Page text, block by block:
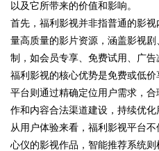
uz
以及它所带来的价值和影响。
首先，福利影视并非指普通的影
量高质量的影片资源，涵盖影视
制，如会员专享、免费试用、广
福利影视的核心优势是免费或低
平台则通过精确定位用户需求，
作和内容合法渠道建设，持续优
从用户体验来看，福利影视平台
心仪的影视作品，智能推荐系统